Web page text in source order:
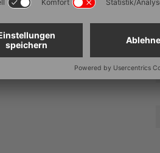
von Zurrbändern und an
bzw. Plomben.